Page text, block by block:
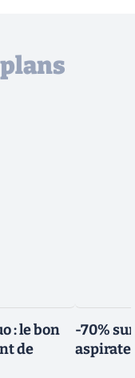
: le bon
de
-70%